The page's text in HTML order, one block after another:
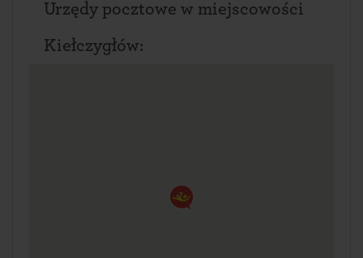
Urzędy pocztowe w miejscowości
Kiełczygłów: